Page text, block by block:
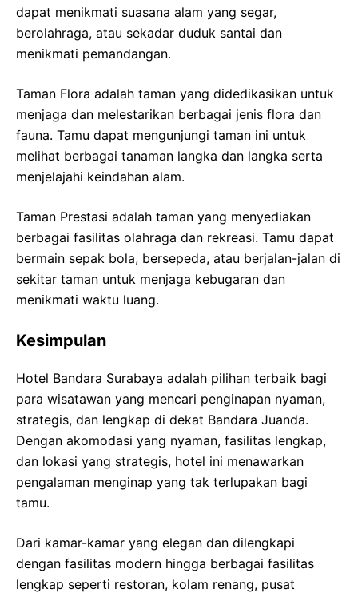
dapat menikmati suasana alam yang segar,
berolahraga, atau sekadar duduk santai dan
menikmati pemandangan.
Taman Flora adalah taman yang didedikasikan untuk
menjaga dan melestarikan berbagai jenis flora dan
fauna. Tamu dapat mengunjungi taman ini untuk
melihat berbagai tanaman langka dan langka serta
menjelajahi keindahan alam.
Taman Prestasi adalah taman yang menyediakan
berbagai fasilitas olahraga dan rekreasi. Tamu dapat
bermain sepak bola, bersepeda, atau berjalan-jalan di
sekitar taman untuk menjaga kebugaran dan
menikmati waktu luang.
Kesimpulan
Hotel Bandara Surabaya adalah pilihan terbaik bagi
para wisatawan yang mencari penginapan nyaman,
strategis, dan lengkap di dekat Bandara Juanda.
Dengan akomodasi yang nyaman, fasilitas lengkap,
dan lokasi yang strategis, hotel ini menawarkan
pengalaman menginap yang tak terlupakan bagi
tamu.
Dari kamar-kamar yang elegan dan dilengkapi
dengan fasilitas modern hingga berbagai fasilitas
lengkap seperti restoran, kolam renang, pusat